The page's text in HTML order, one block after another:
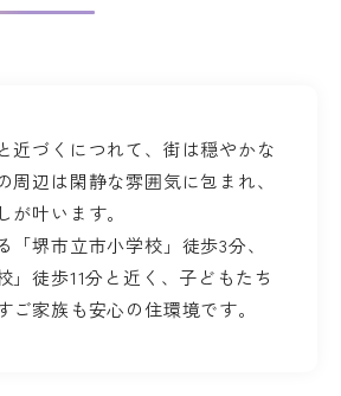
近づくにつれて、街は穏やかな
周辺は閑静な雰囲気に包まれ、
が叶います。
「堺市立市小学校」徒歩3分、
」徒歩11分と近く、子どもたち
ご家族も安心の住環境です。